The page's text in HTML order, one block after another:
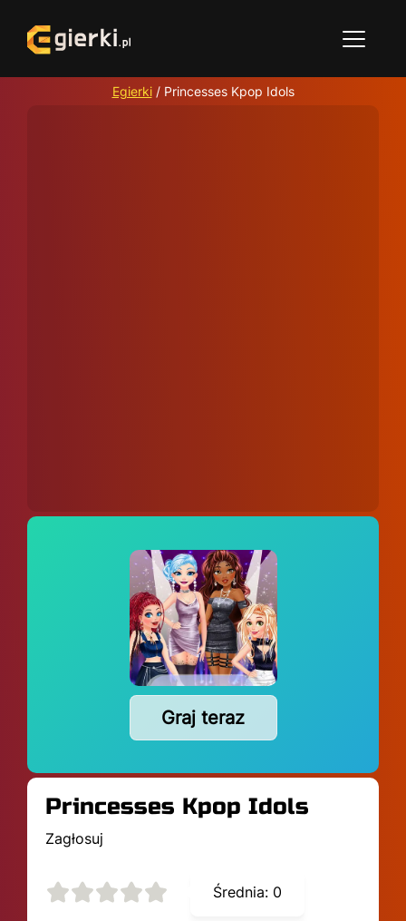
Egierki/ Princesses Kpop Idols
Graj teraz
Princesses Kpop Idols
Zagłosuj
Średnia: 0